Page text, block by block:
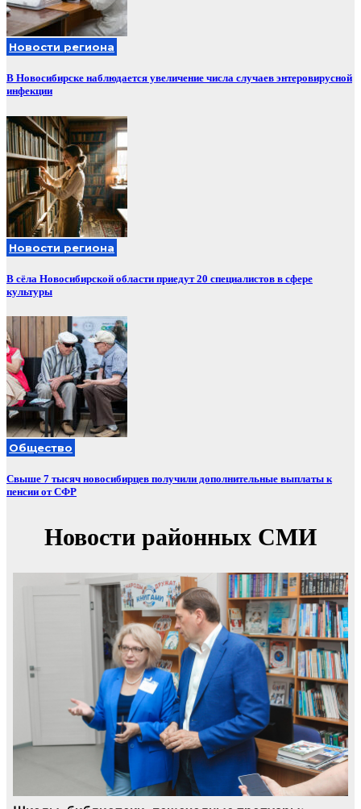
Новости региона
В Новосибирске наблюдается увеличение числа случаев энтеровирусной
инфекции
Новости региона
В сёла Новосибирской области приедут 20 специалистов в сфере
культуры
Общество
Свыше 7 тысяч новосибирцев получили дополнительные выплаты к
пенсии от СФР